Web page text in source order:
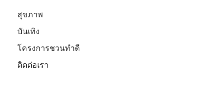
สุขภาพ
บันเทิง
โครงการชวนทำดี
ติดต่อเรา